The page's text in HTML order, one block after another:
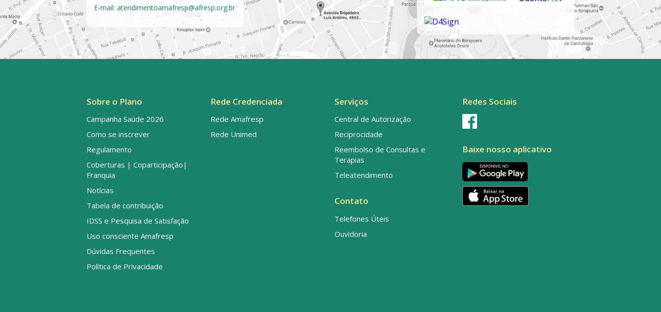
E-mail: atendimentoamafresp@afresp.org.br
Sobre o Plano
Campanha Saúde 2026
Como se inscrever
Regulamento
Coberturas | Coparticipação|
Franquia
Notícias
Tabela de contribuição
IDSS e Pesquisa de Satisfação
Uso consciente Amafresp
Dúvidas Frequentes
Política de Privacidade
Rede Credenciada
Rede Amafresp
Rede Unimed
Serviços
Central de Autorização
Reciprocidade
Reembolso de Consultas e
Terapias
Teleatendimento
Contato
Telefones Úteis
Ouvidoria
Redes Sociais
Baixe nosso aplicativo